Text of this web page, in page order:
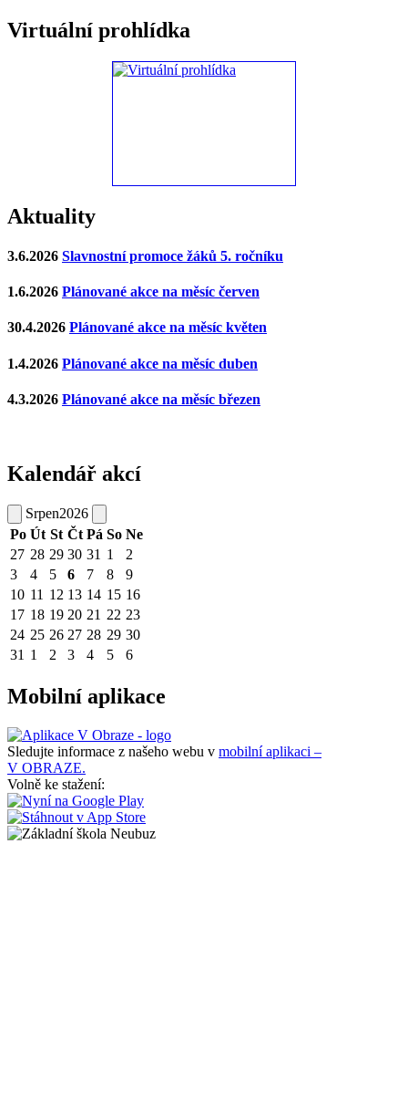
Virtuální prohlídka
Aktuality
3.6.2026 Slavnostní promoce žáků 5. ročníku
1.6.2026 Plánované akce na měsíc červen
30.4.2026 Plánované akce na měsíc květen
1.4.2026 Plánované akce na měsíc duben
4.3.2026 Plánované akce na měsíc březen
Kalendář akcí
Srpen2026
Po Út St Čt Pá So Ne
27 28 29 30 31 1
2
3
4 5 6 7 8
9
10 11 12 13 14 15 16
17 18 19 20 21 22 23
24 25 26 27 28 29 30
31 1 2 3 4 5 6
Mobilní aplikace
Sledujte informace z našeho webu v mobilní aplikaci –
V OBRAZE.
Volně ke stažení: